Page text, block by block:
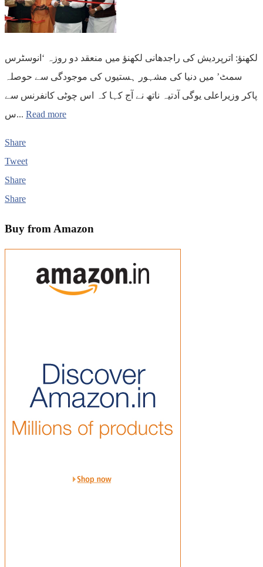
لکھنؤ: اترپردیش کی راجدھانی لکھنؤ میں منعقد دو روزہ ‘انوسٹرس
سمٹ’ میں دنیا کی مشہور ہستیوں کی موجودگی سے حوصلہ
پاکر وزیراعلی یوگی آدتیہ ناتھ نے آج کہا کہ اس چوٹی کانفرنس سے
س... Read more
Share
Tweet
Share
Share
Buy from Amazon